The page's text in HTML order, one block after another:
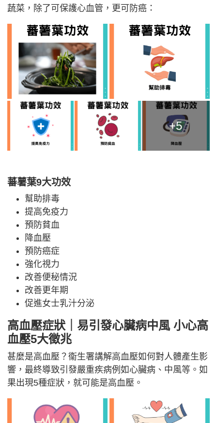
蔬菜，除了可保護心血管，更可防癌：
+5
蕃薯葉9大功效
幫助排毒
提高免疫力
預防貧血
降血壓
預防癌症
強化視力
改善便秘情況
改善更年期
促進女士乳汁分泌
高血壓症狀｜易引發心臟病中風 小心高
血壓5大徵兆
甚麼是高血壓？衞生署講解高血壓如何對人體產生影
響，最終導致引發嚴重疾病例如心臟病、中風等。如
果出現5種症狀，就可能是高血壓。